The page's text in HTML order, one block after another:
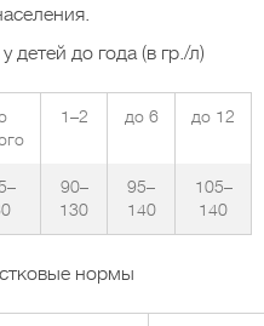
детей до года (в гр./л)
1–2 до 6 до 12
90–
130
95–
140
105–
140
нормы